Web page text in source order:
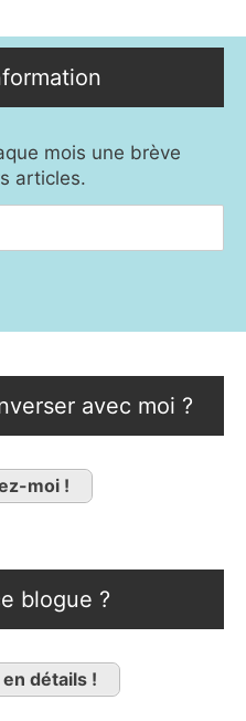
mois une brève
articles.
avec moi ?
moi !
blogue ?
détails !